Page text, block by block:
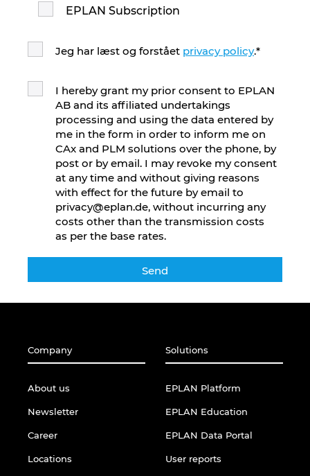
EPLAN Subscription
Jeg har læst og forstået privacy policy.*
I hereby grant my prior consent to EPLAN
AB and its affiliated undertakings
processing and using the data entered by
me in the form in order to inform me on
CAx and PLM solutions over the phone, by
post or by email. I may revoke my consent
at any time and without giving reasons
with effect for the future by email to
privacy@eplan.de, without incurring any
costs other than the transmission costs
as per the base rates.
Company
About us
Newsletter
Career
Locations
Solutions
EPLAN Platform
EPLAN Education
EPLAN Data Portal
User reports